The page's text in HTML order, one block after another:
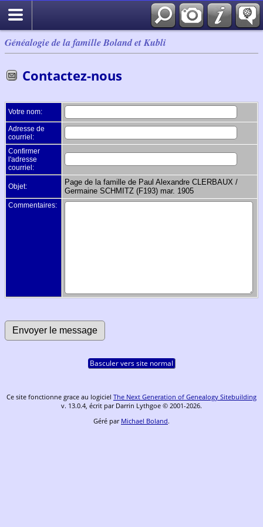
Généalogie de la famille Boland et Kubli
Contactez-nous
Votre nom:
Adresse de
courriel:
Confirmer
l'adresse
courriel:
Objet:
Page de la famille de Paul Alexandre CLERBAUX /
Germaine SCHMITZ (F193) mar. 1905
Commentaires:
Basculer vers site normal
Ce site fonctionne grace au logiciel The Next Generation of Genealogy Sitebuilding
v. 13.0.4, écrit par Darrin Lythgoe © 2001-2026.
Géré par Michael Boland.